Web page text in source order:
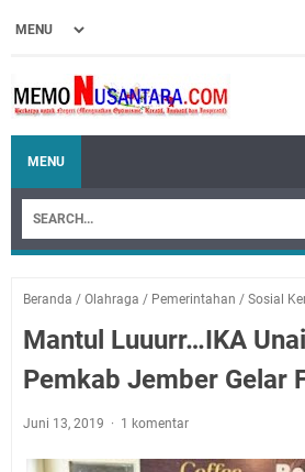
MENU
Beranda / Olahraga / Pemerintahan / Sosial
Mantul Luuurr…IKA
Pemkab Jember Gelar
Juni 13, 2019 1 komentar